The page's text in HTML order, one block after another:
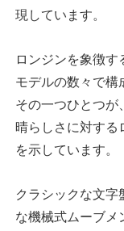
現しています。
ロンジンを象徴す
モデルの数々で構
その一つひとつが
晴らしさに対する
を示しています。
クラシックな文字
な機械式ムーブメ